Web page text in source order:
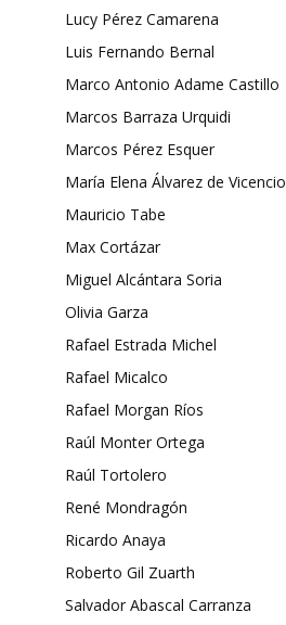
Lucy Pérez Camarena
Luis Fernando Bernal
Marco Antonio Adame Castillo
Marcos Barraza Urquidi
Marcos Pérez Esquer
María Elena Álvarez de Vicencio
Mauricio Tabe
Max Cortázar
Miguel Alcántara Soria
Olivia Garza
Rafael Estrada Michel
Rafael Micalco
Rafael Morgan Ríos
Raúl Monter Ortega
Raúl Tortolero
René Mondragón
Ricardo Anaya
Roberto Gil Zuarth
Salvador Abascal Carranza